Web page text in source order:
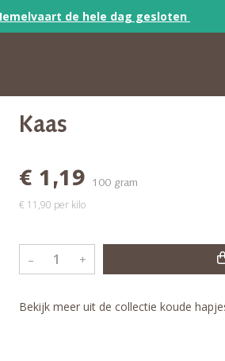
de hele dag gesloten
Kaas
€ 1,19 100 gram
€ 11,90 per kilo
– +
Bekijk meer uit de collectie koude